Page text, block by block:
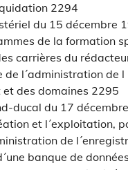
2294
du 15 décembre
de la formation
carrières du
de l´administration de l
et des domaines 2295
ducal du 17
et l´exploitation,
de
banque de données